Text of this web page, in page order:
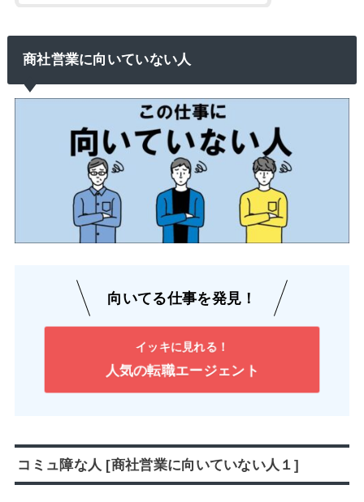
商社営業に向いていない人
向いてる仕事を発見！
イッキに見れる！
人気の転職エージェント
コミュ障な人 [商社営業に向いていない人１]